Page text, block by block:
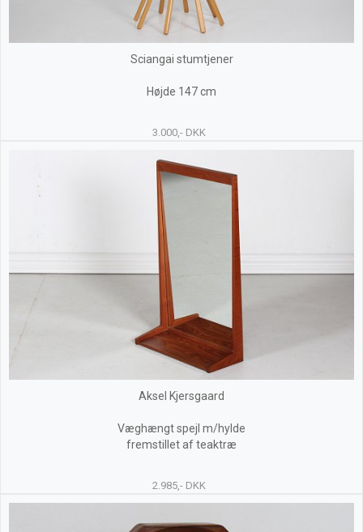
Sciangai stumtjener
Højde 147 cm
3.000,- DKK
Aksel Kjersgaard
Væghængt spejl m/hylde
fremstillet af teaktræ
2.985,- DKK